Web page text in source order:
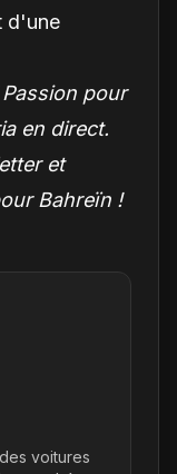
d'une
pour
en direct.
et
Bahreïn !
voitures